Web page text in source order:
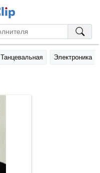
Танцевальная Электроника